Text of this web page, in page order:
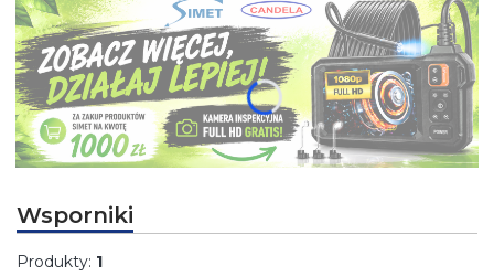
Wsporniki
Produkty: 1